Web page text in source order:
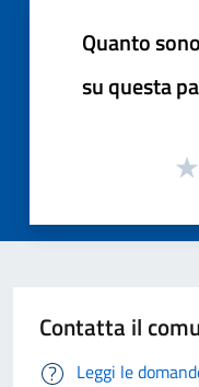
Quanto
su questa
Contatta il
Leggi le